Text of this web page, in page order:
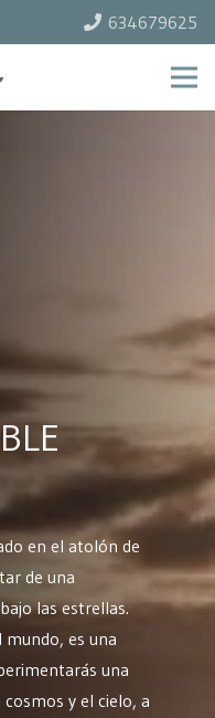
634679625
▼
en el atolón de
de una
las estrellas.
es una
una
y el cielo, a